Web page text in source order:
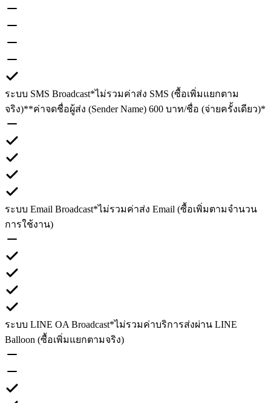
ระบบ SMS Broadcast*ไม่รวมค่าส่ง SMS (ซื้อเพิ่มแยกตาม
จริง)**ค่าจดชื่อผู้ส่ง (Sender Name) 600 บาท/ชื่อ (จ่ายครั้งเดียว)*
ระบบ Email Broadcast*ไม่รวมค่าส่ง Email (ซื้อเพิ่มตามจำนวน
การใช้งาน)
ระบบ LINE OA Broadcast*ไม่รวมค่าบริการส่งผ่าน LINE
Balloon (ซื้อเพิ่มแยกตามจริง)